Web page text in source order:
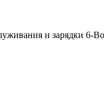
и зарядки 6-